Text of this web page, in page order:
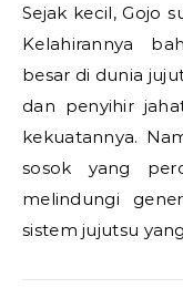
Sejak kecil, Gojo
Kelahirannya
besar di dunia
dan penyihir
kekuatannya.
sosok yang
melindungi
sistem jujutsu